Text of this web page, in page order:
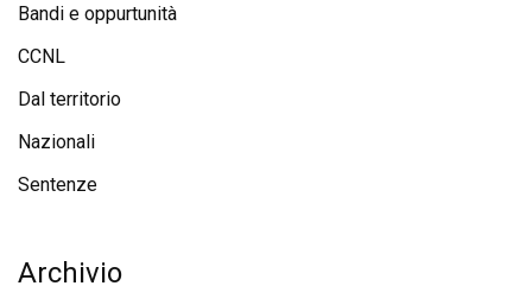
Bandi e oppurtunità
CCNL
Dal territorio
Nazionali
Sentenze
Archivio